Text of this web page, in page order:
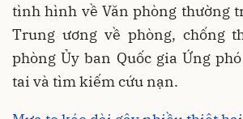
tình hình về Văn phòng thường
Trung ương về phòng, chống
phòng Ủy ban Quốc gia Ứng
tai và tìm kiếm cứu nạn.